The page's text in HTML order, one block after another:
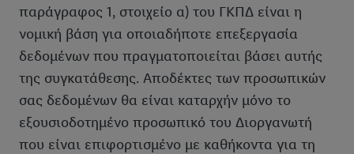
παράγραφος 1, στοιχείο α) του ΓΚΠΔ είναι η
νομική βάση για οποιαδήποτε επεξεργασία
δεδομένων που πραγματοποιείται βάσει αυτής
της συγκατάθεσης. Αποδέκτες των προσωπικών
σας δεδομένων θα είναι καταρχήν μόνο το
εξουσιοδοτημένο προσωπικό του Διοργανωτή
που είναι επιφορτισμένο με καθήκοντα για τη